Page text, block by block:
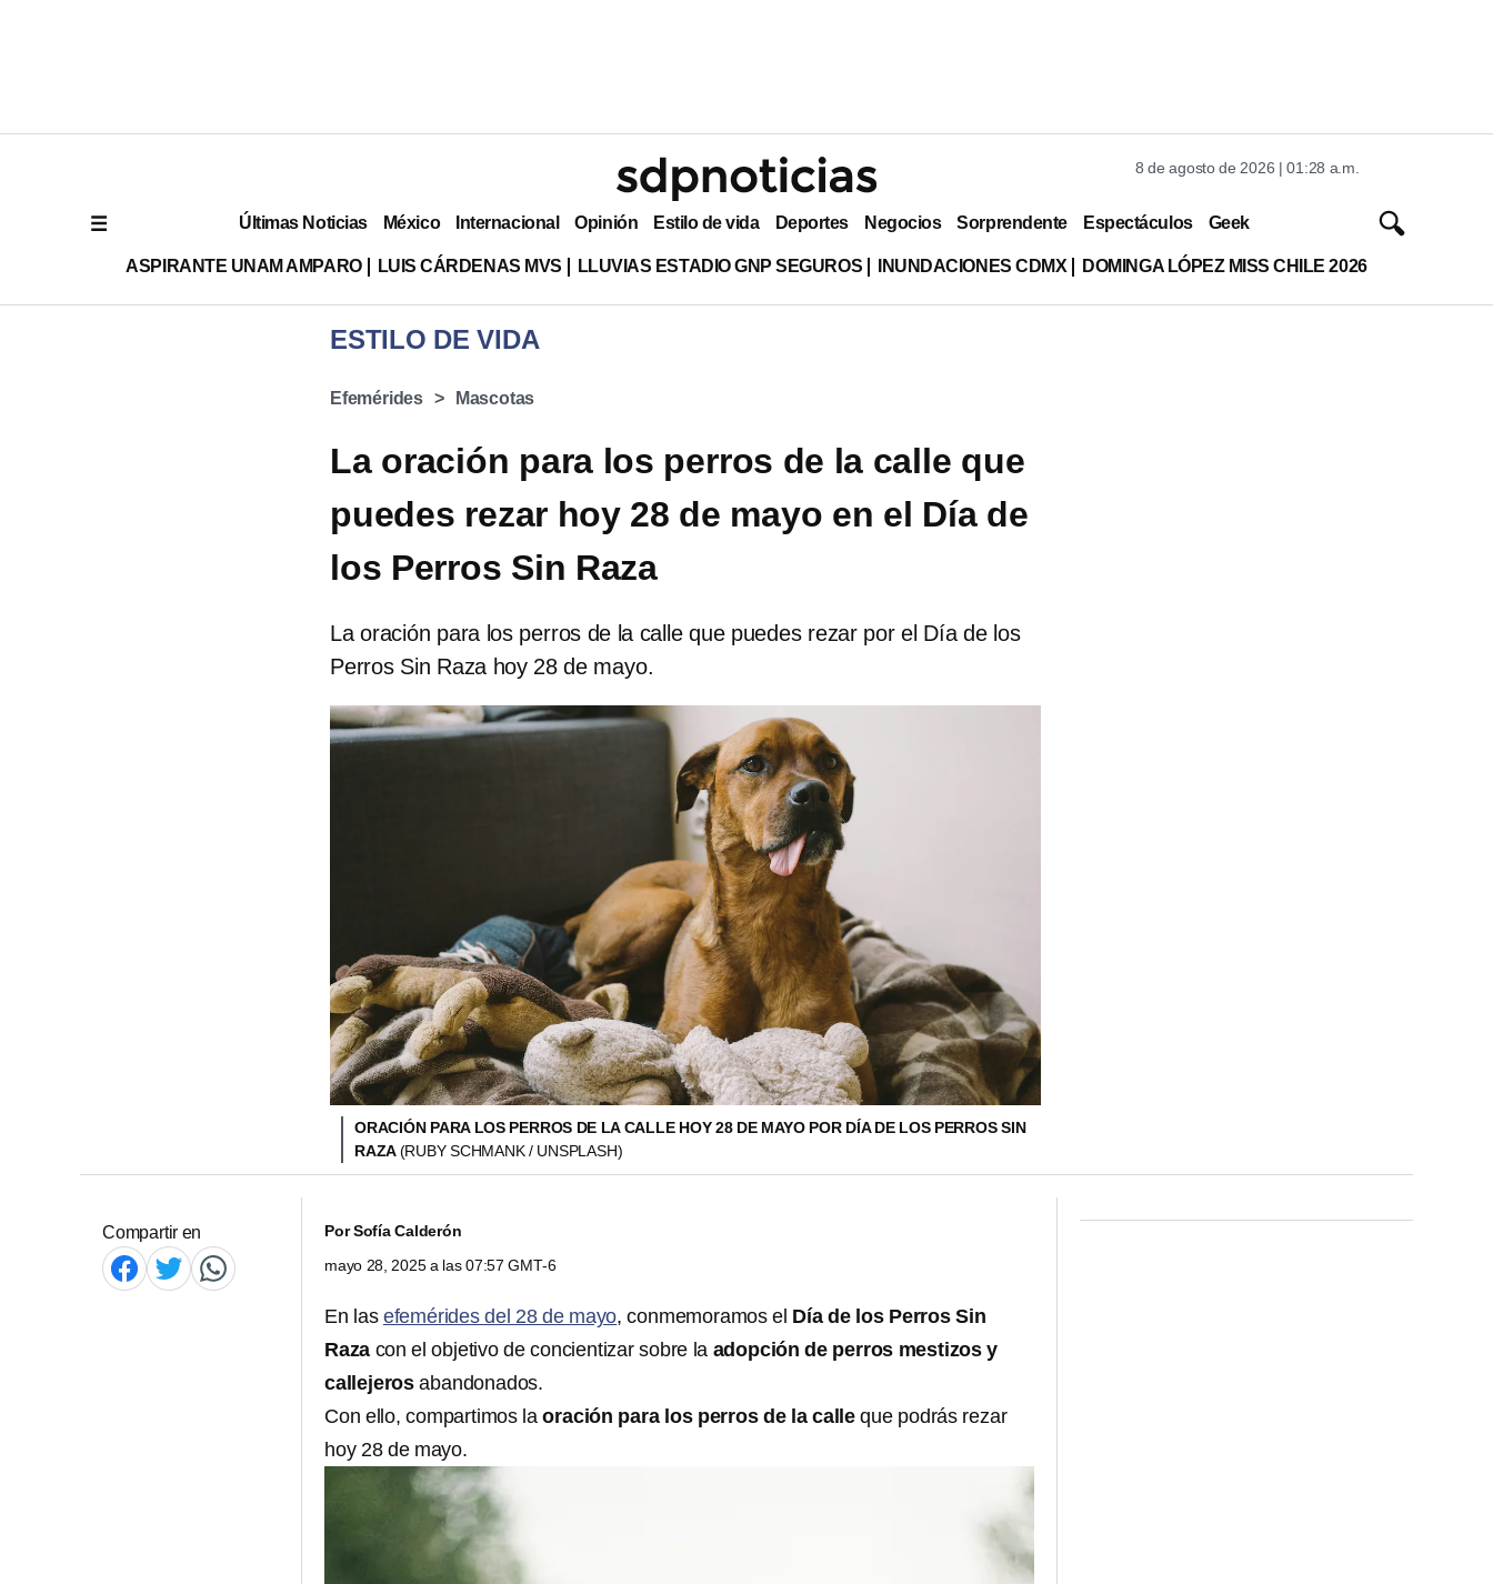
8 de agosto de 2026 | 01:28 a.m.
Últimas Noticias México Internacional Opinión Estilo de vida Deportes Negocios Sorprendente Espectáculos Geek
ASPIRANTE UNAM AMPARO LUIS CÁRDENAS MVS LLUVIAS ESTADIO GNP SEGUROS INUNDACIONES CDMX DOMINGA LÓPEZ MISS CHILE 2026
ESTILO DE VIDA
Efemérides Mascotas
La oración para los perros de la calle que
puedes rezar hoy 28 de mayo en el Día de
los Perros Sin Raza
La oración para los perros de la calle que puedes rezar por el Día de los
Perros Sin Raza hoy 28 de mayo.
ORACIÓN PARA LOS PERROS DE LA CALLE HOY 28 DE MAYO POR DÍA DE LOS PERROS SIN
RAZA(RUBY SCHMANK / UNSPLASH)
Compartir en PorSofía Calderón
mayo 28, 2025 a las 07:57 GMT-6
En las efemérides del 28 de mayo, conmemoramos el Día de los Perros Sin
Raza con el objetivo de concientizar sobre la adopción de perros mestizos y
callejeros abandonados.
Con ello, compartimos laoración para los perros de la calle que podrás rezar
hoy 28 de mayo.